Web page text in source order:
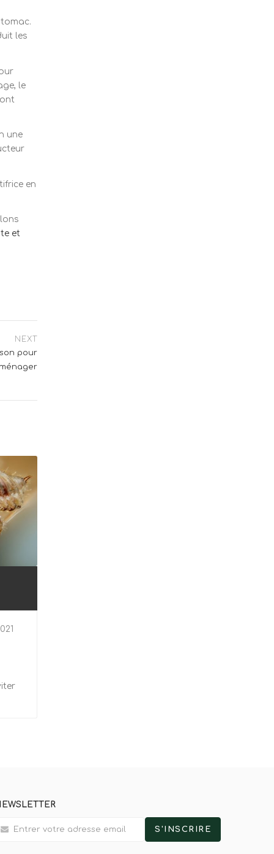
les
le
une
en
et
NEXT
pour